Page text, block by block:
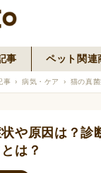
HOME
News
事 ペット関連
事 病気・ケア 猫の真
や原因は？診
は？